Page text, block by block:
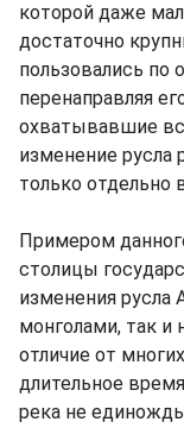
которой даже
достаточно
пользовались по
перенаправляя
охватывавшие
изменение русла
только отдельно
Примером
столицы
изменения русла
монголами, так и
отличие от
длительное
река не